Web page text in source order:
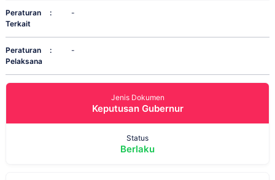
Peraturan
Terkait
: -
Peraturan
Pelaksana
: -
Jenis Dokumen
Keputusan Gubernur
Status
Berlaku